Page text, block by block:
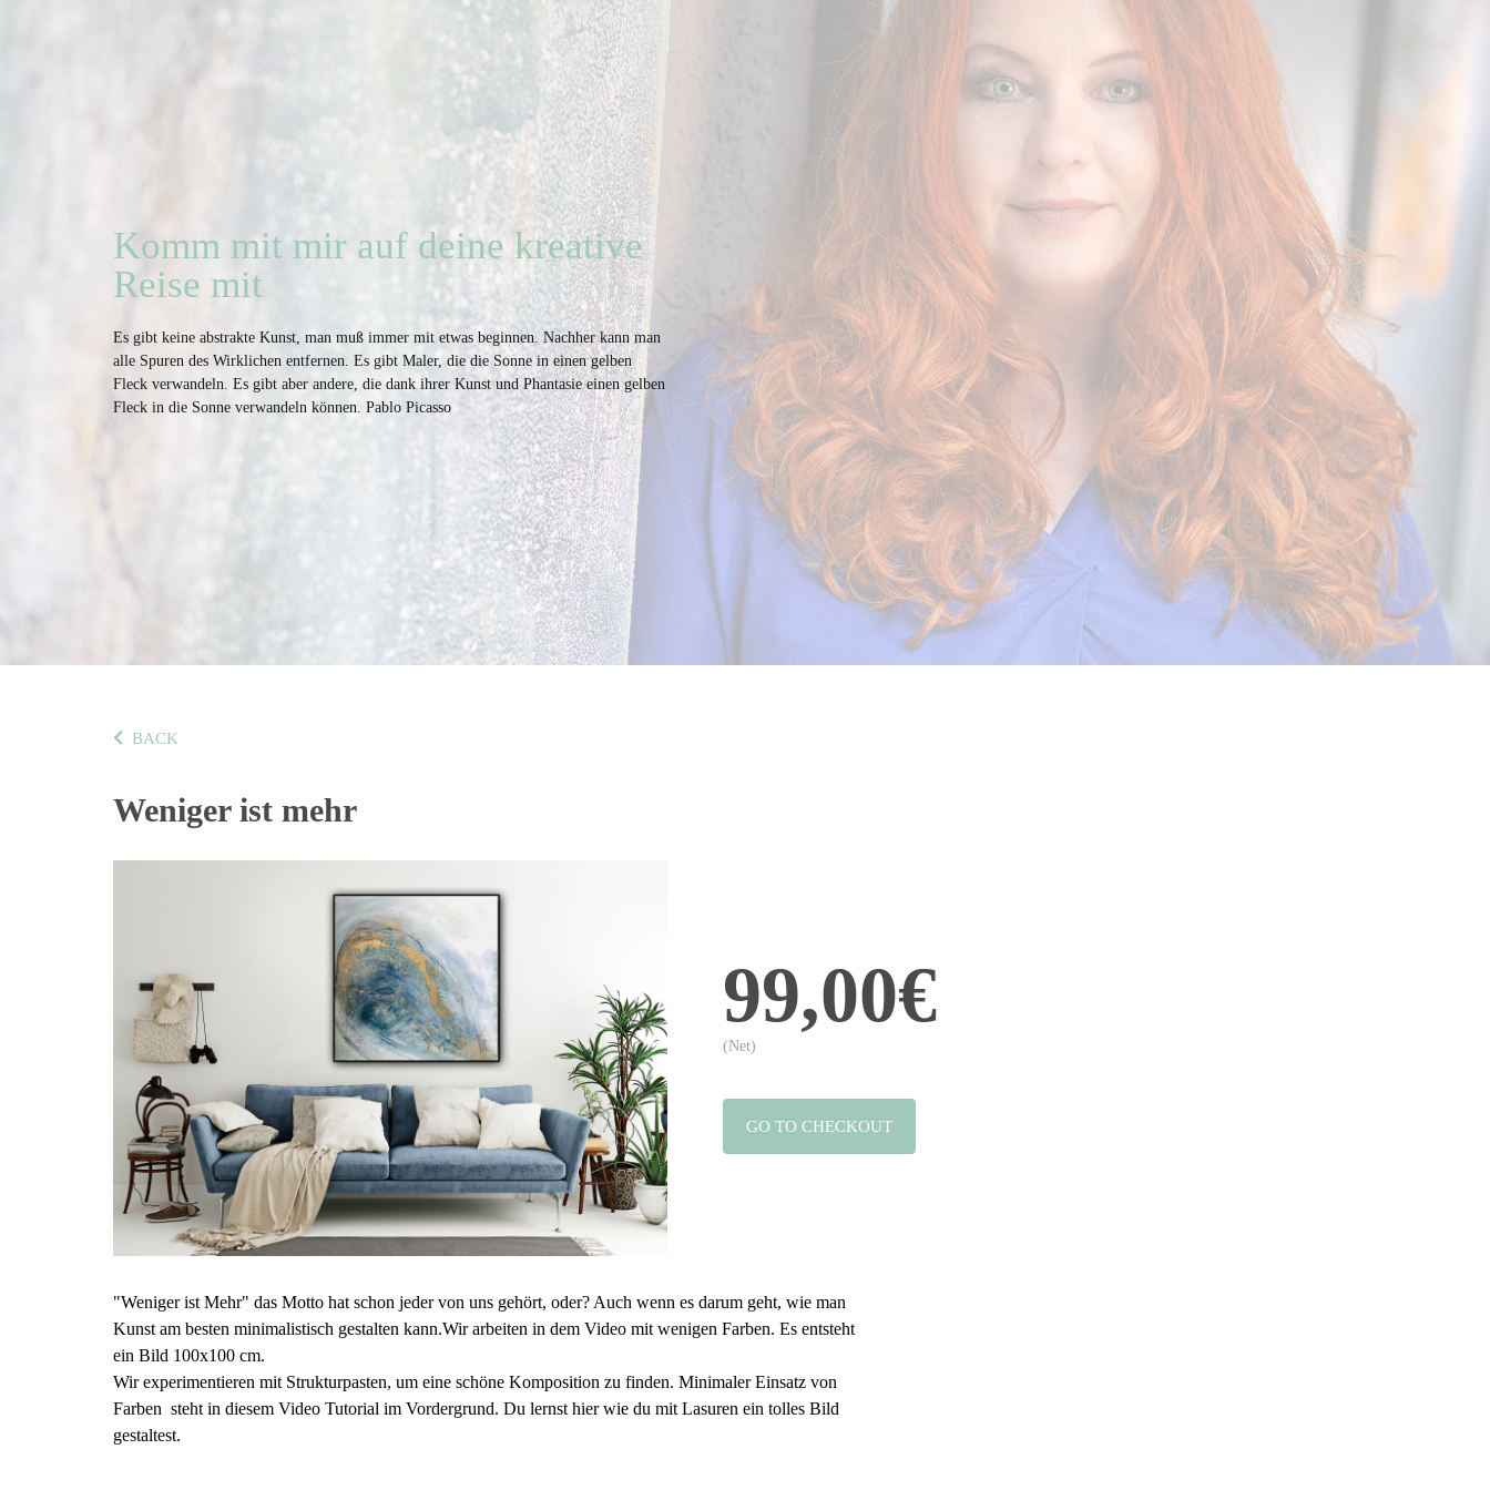
Komm mit mir auf deine kreative
Reise mit
Es gibt keine abstrakte Kunst, man muß immer mit etwas beginnen. Nachher kann man
alle Spuren des Wirklichen entfernen. Es gibt Maler, die die Sonne in einen gelben
Fleck verwandeln. Es gibt aber andere, die dank ihrer Kunst und Phantasie einen gelben
Fleck in die Sonne verwandeln können. Pablo Picasso
BACK
Weniger ist mehr
99,00€
(Net)
GO TO CHECKOUT
"Weniger ist Mehr" das Motto hat schon jeder von uns gehört, oder? Auch wenn es darum geht, wie man
Kunst am besten minimalistisch gestalten kann.Wir arbeiten in dem Video mit wenigen Farben. Es entsteht
ein Bild 100x100 cm.
Wir experimentieren mit Strukturpasten, um eine schöne Komposition zu finden. Minimaler Einsatz von
Farben  steht in diesem Video Tutorial im Vordergrund. Du lernst hier wie du mit Lasuren ein tolles Bild
gestaltest.